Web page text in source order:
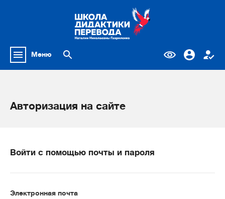
Меню
Авторизация на сайте
Войти с помощью почты и пароля
Электронная почта